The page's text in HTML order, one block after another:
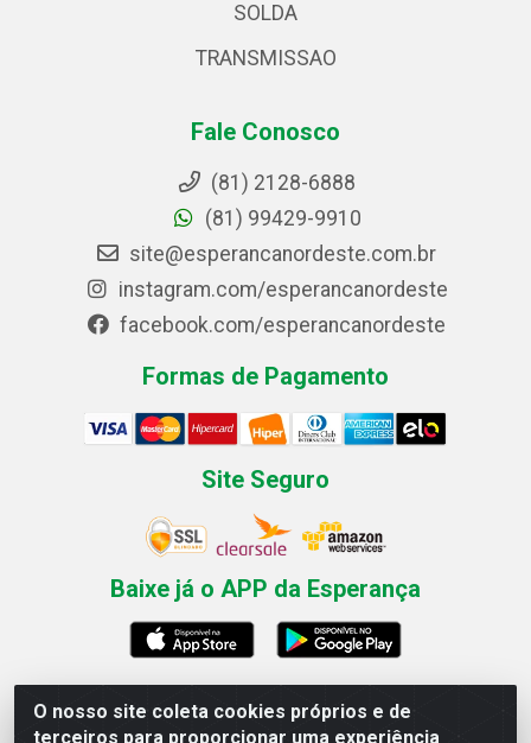
O nosso site coleta cookies próprios e de
terceiros para proporcionar uma experiência
SOLDA
TRANSMISSAO
Fale Conosco
(81) 2128-6888
(81) 99429-9910
site@esperancanordeste.com.br
instagram.com/esperancanordeste
facebook.com/esperancanordeste
Formas de Pagamento
Site Seguro
Baixe já o APP da Esperança
Esperança Nordeste - Rua Professor Caldas Filho, 291 -